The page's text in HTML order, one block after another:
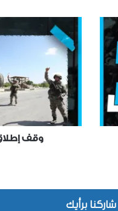
أغسطس
كانون
وقف
شاركنا برأيك